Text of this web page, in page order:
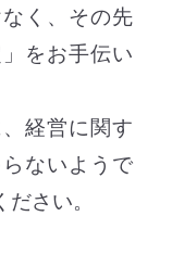
く、その先
をお手伝い
経営に関す
ないようで
さい。